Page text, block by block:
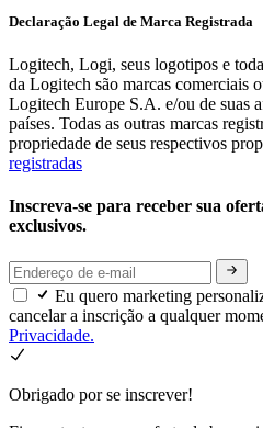
Declaração Legal de Marca Registrada
Logitech, Logi, seus logotipos e
da Logitech são marcas comerciais
Logitech Europe S.A. e/ou de suas
países. Todas as outras marcas
propriedade de seus respectivos
registradas
Inscreva-se para receber sua
exclusivos.
Eu quero marketing
cancelar a inscrição a qualquer
Privacidade.
Obrigado por se inscrever!